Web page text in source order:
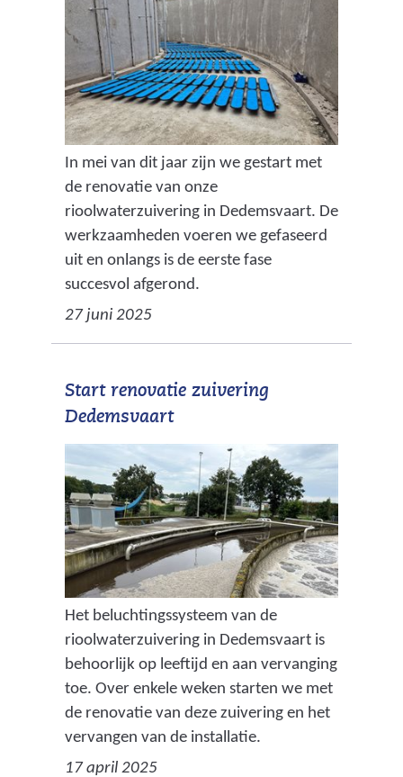
In mei van dit jaar zijn we gestart met
de renovatie van onze
rioolwaterzuivering in Dedemsvaart. De
werkzaamheden voeren we gefaseerd
uit en onlangs is de eerste fase
succesvol afgerond.
27 juni 2025
Start renovatie zuivering
Dedemsvaart
Het beluchtingssysteem van de
rioolwaterzuivering in Dedemsvaart is
behoorlijk op leeftijd en aan vervanging
toe. Over enkele weken starten we met
de renovatie van deze zuivering en het
vervangen van de installatie.
17 april 2025